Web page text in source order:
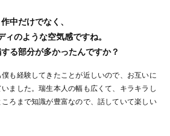
作中だけでなく、
ィのような空気感ですね。
る部分が多かったんですか？
も経験してきたことが近しいので、お互いに
ました。瑞生本人の幅も広くて、キラキラし
ろまで知識が豊富なので、話していて楽しい